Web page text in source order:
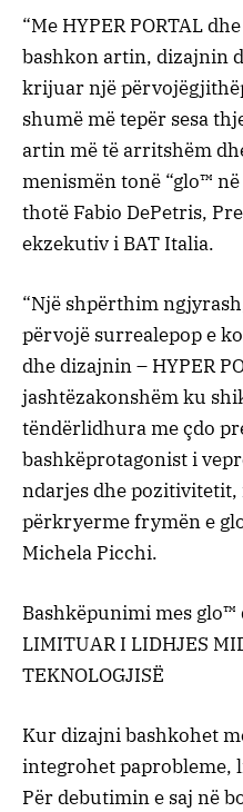
“Me HYPER PORTALdhe
bashkonartin, dizajnin
krijuarnjëpërvojë
shumëmëtepër sesa
artinmëtëarritshëm
menismëntonë “glo™ në
thotë Fabio DePetris,
ekzekutivi BAT Italia.
“Një shpërthimngjyrash
përvojë surrealepope
dhedizajnin– HYPER
jashtëzakonshëmku
tëndërlidhurameçdo
bashkëprotagonisti
ndarjesdhepozitivitetit,
përkryermefrymëne
Michela Picchi.
Bashkëpunimimes glo™
LIMITUAR I LIDHJES
TEKNOLOGJISË
Kurdizajnibashkohet
integrohetpaprobleme,
Përdebutimine saj në